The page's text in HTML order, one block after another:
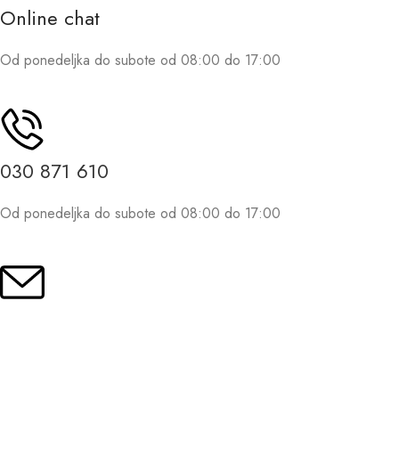
Online chat
Od ponedeljka do subote od 08:00 do 17:00
030 871 610
Od ponedeljka do subote od 08:00 do 17:00